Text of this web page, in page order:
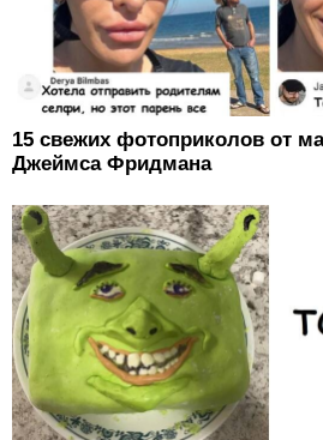
15 свежих фотоприколов от
Джеймса Фридмана